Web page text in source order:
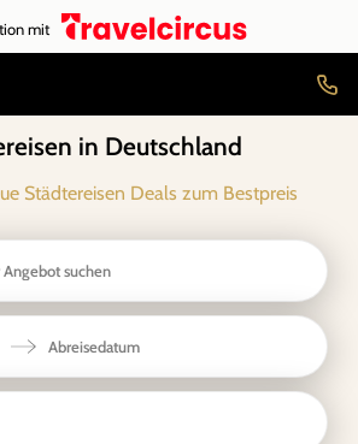
mit
in Deutschland
Städtereisen Deals zum Bestpreis
Angebot suchen
Abreisedatum